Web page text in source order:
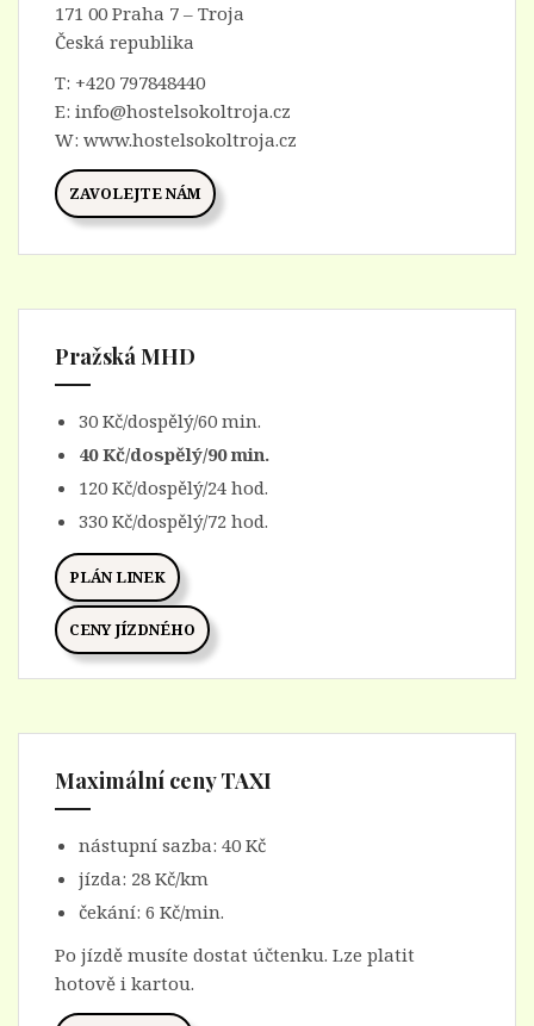
171 00 Praha 7 – Troja
Česká republika
T: +420 797848440
E: info@hostelsokoltroja.cz
W: www.hostelsokoltroja.cz
ZAVOLEJTE NÁM
Pražská MHD
30 Kč/dospělý/60 min.
40 Kč/dospělý/90 min.
120 Kč/dospělý/24 hod.
330 Kč/dospělý/72 hod.
PLÁN LINEK
CENY JÍZDNÉHO
Maximální ceny TAXI
nástupní sazba: 40 Kč
jízda: 28 Kč/km
čekání: 6 Kč/min.
Po jízdě musíte dostat účtenku. Lze platit
hotově i kartou.